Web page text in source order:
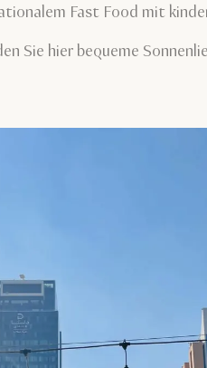
Fast Food mit
Sie hier bequeme